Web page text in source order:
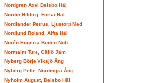
Nordgren Axel Delsbo Häl
Nordin Hilding, Forsa Häl
Nordlander Petrus, Ljustorp Med
Nordlund Roland, Alfta Häl
Norén Eugenia Boden Nob
Normalm Ture, Gällö Jäm
Nyberg Börje Viksjö Ång
Nyberg Pelle, Nordingrå Ång
Nyholm August, Delsbo Häl